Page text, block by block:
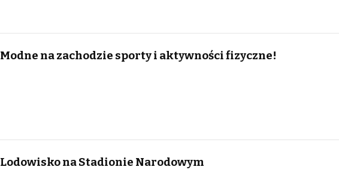
Modne na zachodzie sporty i aktywności fizyczne!
Lodowisko na Stadionie Narodowym